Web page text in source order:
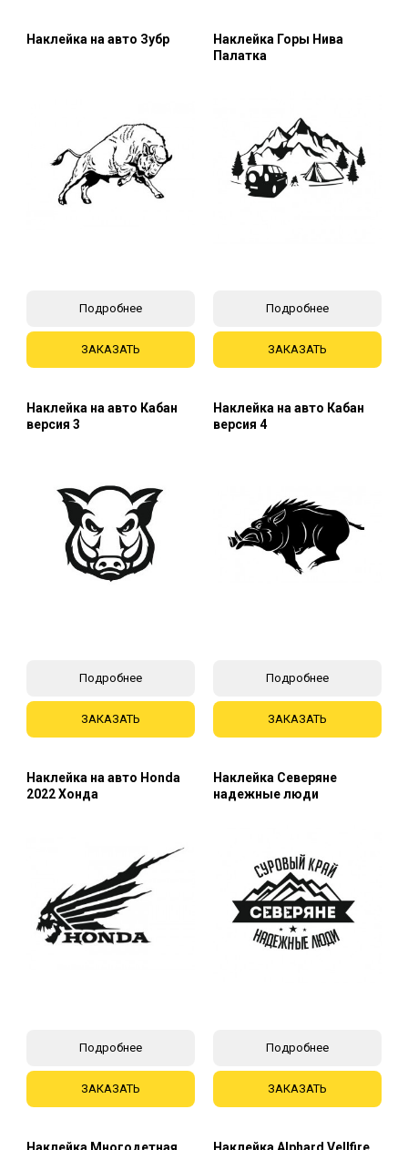
Наклейка на авто Зубр
Подробнее
ЗАКАЗАТЬ
Наклейка Горы Нива
Палатка
Подробнее
ЗАКАЗАТЬ
Наклейка на авто Кабан
версия 3
Подробнее
ЗАКАЗАТЬ
Наклейка на авто Кабан
версия 4
Подробнее
ЗАКАЗАТЬ
Наклейка на авто Honda
2022 Хонда
Подробнее
ЗАКАЗАТЬ
Наклейка Северяне
надежные люди
Подробнее
ЗАКАЗАТЬ